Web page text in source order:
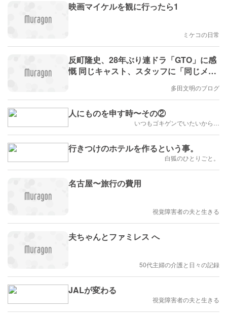
映画マイケルを観に行ったら1
ミケコの日常
反町隆史、28年ぶり連ドラ「GTO」に感
慨 同じキャスト、スタッフに「同じメン
ポーツ報知）にコメントしました。
多田文明のブログ
人にものを申す時〜その②
いつもゴキゲンでいたいから…
行きつけのホテルを作るという事。
白狐のひとりごと。
名古屋〜旅行の費用
視覚障害者の夫と生きる
夫ちゃんとファミレス へ
50代主婦の介護と日々の記録
JALが変わる
視覚障害者の夫と生きる